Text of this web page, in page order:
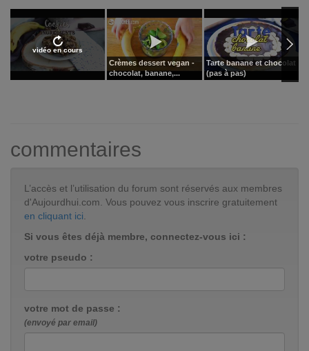
vidéo en cours
Crèmes dessert vegan -
chocolat, banane,...
Tarte banane et chocolat
(pas à pas)
commentaires
L’accès et l’utilisation du forum sont réservés aux membres
d'Aujourdhui.com. Vous pouvez vous inscrire gratuitement
en cliquant ici.
Si vous êtes déjà membre, connectez-vous ici :
votre pseudo :
votre mot de passe :
(envoyé par email)